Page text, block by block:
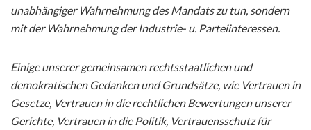
unabhängiger Wahrnehmung des Mandats zu tun, sondern
mit der Wahrnehmung der Industrie- u. Parteiinteressen.
Einige unserer gemeinsamen rechtsstaatlichen und
demokratischen Gedanken und Grundsätze, wie Vertrauen in
Gesetze, Vertrauen in die rechtlichen Bewertungen unserer
Gerichte, Vertrauen in die Politik, Vertrauensschutz für